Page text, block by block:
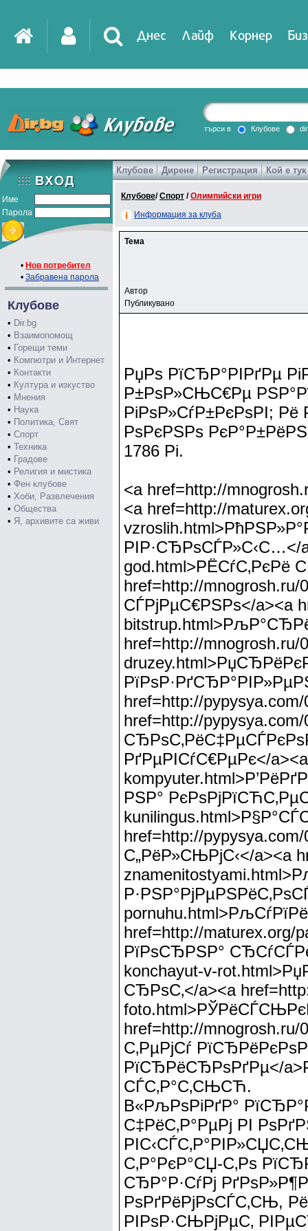
Днес Лайф Корнер
DirTV Impressio
Games
търси в Клубове
Име
Парола
• Нов потребител
• Забравена парола
Клубове
• Dir.bg
• Взаимопомощ
• Горещи теми
• Компютри и Интернет
• Контакти
• Култура и изкуство
• Мнения
• Наука
• Политика, Свят
• Спорт
• Техника
• Градове
• Религия и мистика
• Фен клубове
• Хоби, Развлечения
• Общества
• Я, архивите са живи
Клубове Дирене Регистрация Кой е тук
Клубове/Спорт /Олимпийски игри
Информация за клуба
Тема
Автор
Публикувано
РџРѕ РїСЂР°РІРґРµ
Р±РѕР»СЊС€Рµ
РіРѕР»СѓР±РєРѕРІ;
РѕРєРЅРѕ
1786 Рі.
<a href=http://
<a href=http://
РІР·СЂРѕСЃР»С‹С…</
god.html>РЁСѓС‚РєРё
href=http://
СЃРјРµС€РЅРѕ</a><a
href=http://mnogrosh.ru/
href=http://
href=http://
РґРµРІСѓС€РµРє</
РЅР°
href=http://
С„РёР»СЊРјС‹</a><a
href=http://maturex.org/
РїРѕСЂРЅР°
konchayut-v-
СЂРѕС‚</a><a
href=http://
С‚РµРјСѓ
РїСЂРёСЂРѕРґРµ</
СЃС‚Р°С‚СЊСЋ.
В«РљРѕРіРґР°
С‡РёС‚Р°РµРј РІ
С‚Р°РєР°СЏ-С‚Рѕ
СЂР°Р·СѓРј
РѕРґРёРјРѕСЃС‚СЊ,
РІРѕР·СЊРјРµС‚